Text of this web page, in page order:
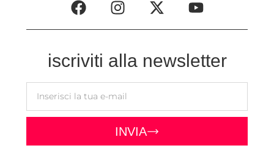
iscriviti alla newsletter
INVIA